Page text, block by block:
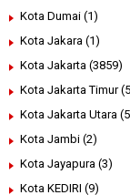
Kota Dumai (1)
Kota Jakara (1)
Kota Jakarta (3859)
Kota Jakarta Timur
Kota Jakarta Utara
Kota Jambi (2)
Kota Jayapura (3)
Kota KEDIRI (9)